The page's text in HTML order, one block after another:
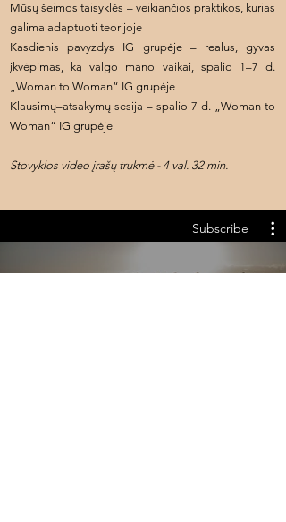
Mūsų šeimos taisyklės – veikiančios praktikos, kurias
galima adaptuoti teorijoje
Kasdienis pavyzdys IG grupėje – realus, gyvas
įkvėpimas, ką valgo mano vaikai, spalio 1–7 d.
„Woman to Woman“ IG grupėje
Klausimų–atsakymų sesija – spalio 7 d. „Woman to
Woman“ IG grupėje
Stovyklos video įrašų trukmė - 4 val. 32 min.
Subscribe